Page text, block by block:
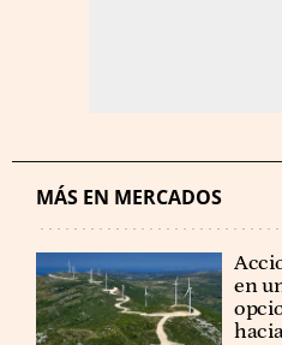
MÁS EN MERCADOS
en